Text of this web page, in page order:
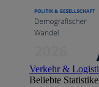
Verkehr &
Beliebte